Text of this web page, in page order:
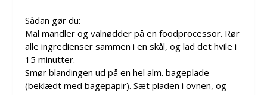
Sådan gør du:
Mal mandler og valnødder på en foodprocessor. Rør
alle ingredienser sammen i en skål, og lad det hvile i
15 minutter.
Smør blandingen ud på en hel alm. bageplade
(beklædt med bagepapir). Sæt pladen i ovnen, og